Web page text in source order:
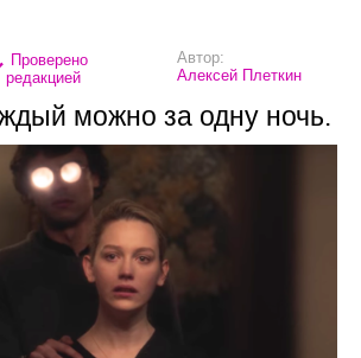
Проверено
редакцией
Автор:
Алексей Плеткин
можно за одну ночь.